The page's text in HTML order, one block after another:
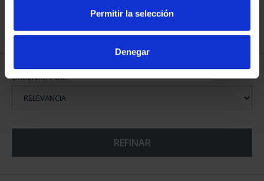
Permitir la selección
Denegar
ORDENAR POR: